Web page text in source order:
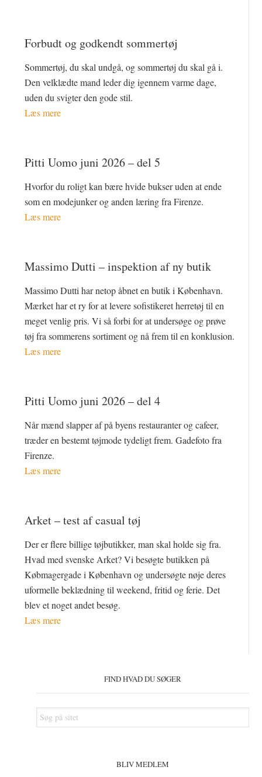
Forbudt og godkendt sommertøj
Sommertøj, du skal undgå, og sommertøj du skal gå i.
Den velklædte mand leder dig igennem varme dage,
uden du svigter den gode stil.
Læs mere
Pitti Uomo juni 2026 – del 5
Hvorfor du roligt kan bære hvide bukser uden at ende
som en modejunker og anden læring fra Firenze.
Læs mere
Massimo Dutti – inspektion af ny butik
Massimo Dutti har netop åbnet en butik i København.
Mærket har et ry for at levere sofistikeret herretøj til en
meget venlig pris. Vi så forbi for at undersøge og prøve
tøj fra sommerens sortiment og nå frem til en konklusion.
Læs mere
Pitti Uomo juni 2026 – del 4
Når mænd slapper af på byens restauranter og cafeer,
træder en bestemt tøjmode tydeligt frem. Gadefoto fra
Firenze.
Læs mere
Arket – test af casual tøj
Der er flere billige tøjbutikker, man skal holde sig fra.
Hvad med svenske Arket? Vi besøgte butikken på
Købmagergade i København og undersøgte nøje deres
uformelle beklædning til weekend, fritid og ferie. Det
blev et noget andet besøg.
Læs mere
FIND HVAD DU SØGER
Søg
på
BLIV MEDLEM